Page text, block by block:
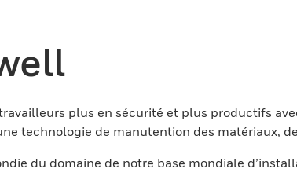
plus en sécurité et plus productifs
technologie de manutention des matériaux,
du domaine de notre base mondiale